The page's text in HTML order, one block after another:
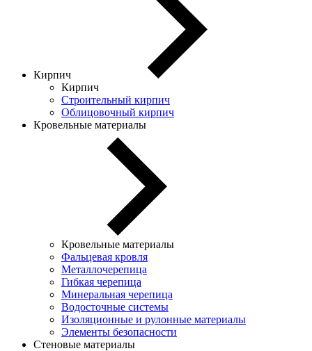
Кирпич
Кирпич
Строительный кирпич
Облицовочный кирпич
Кровельные материалы
Кровельные материалы
Фальцевая кровля
Металлочерепица
Гибкая черепица
Минеральная черепица
Водосточные системы
Изоляционные и рулонные материалы
Элементы безопасности
Стеновые материалы